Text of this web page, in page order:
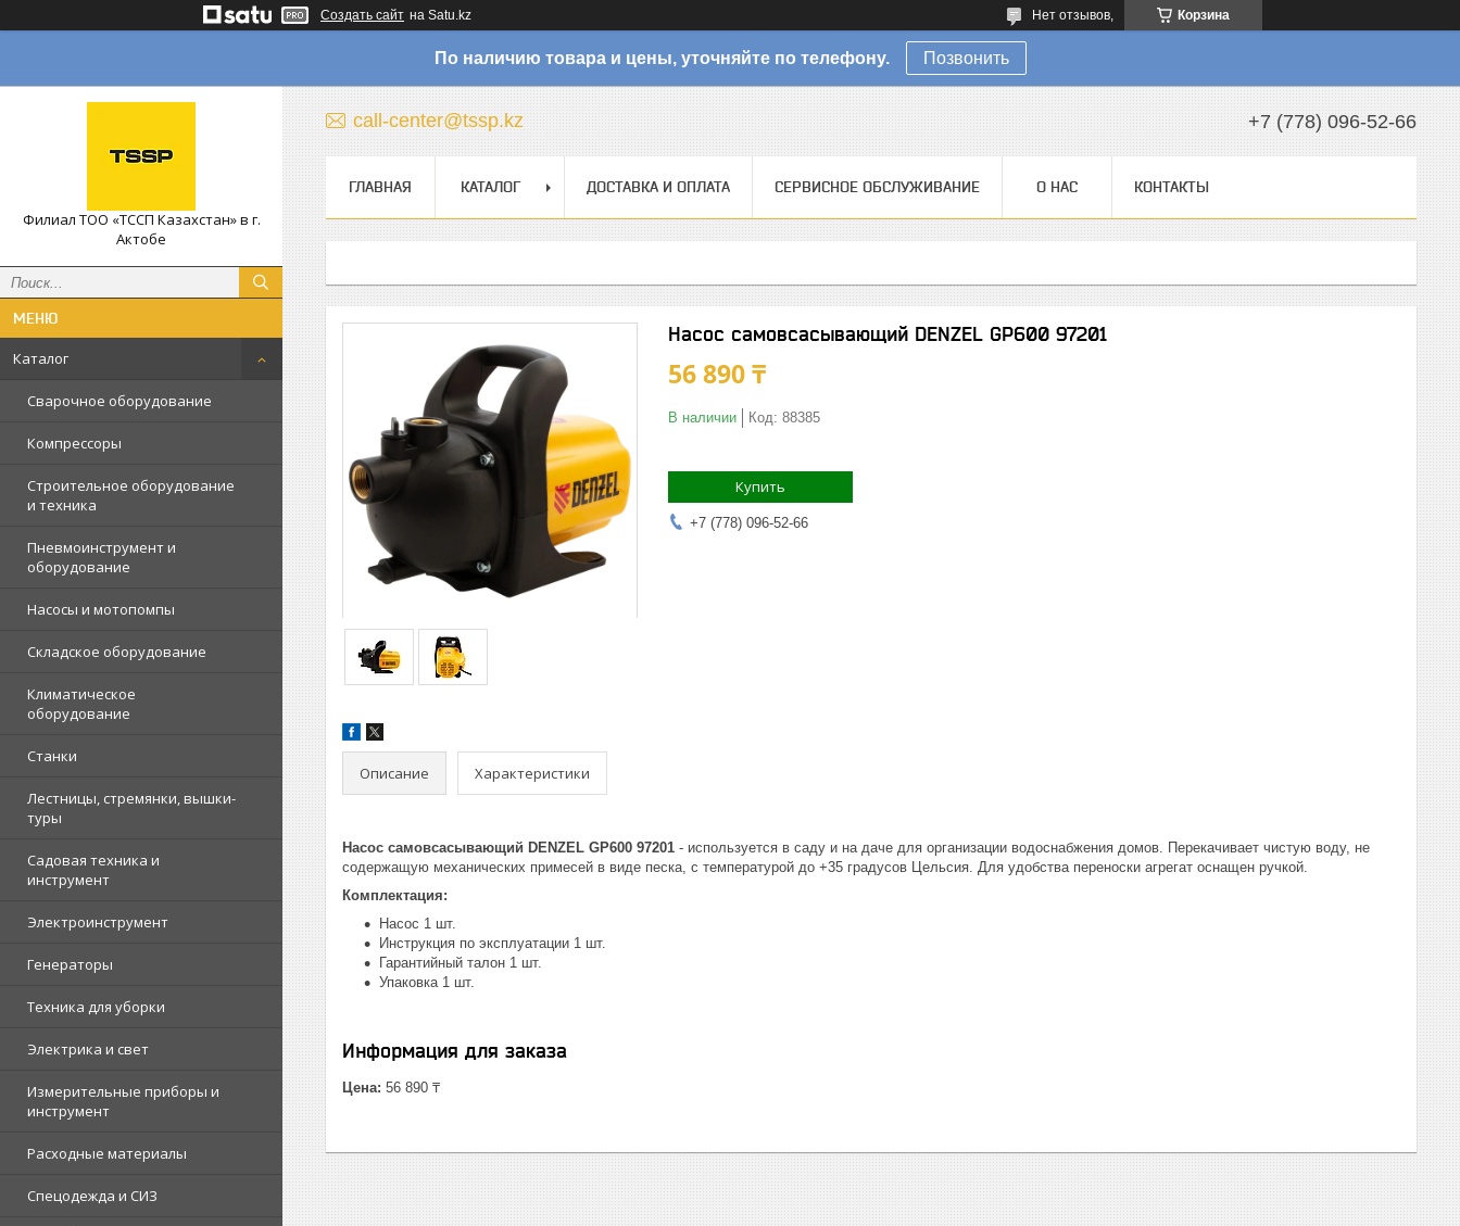
Создать сайт на Satu.kz Корзина
Нет отзывов,
По наличию товара и цены, уточняйте по телефону. Позвонить
Филиал ТОО «ТССП Казахстан» в г.
Актобе
Каталог
Сварочное оборудование
Компрессоры
Строительное оборудование
и техника
Пневмоинструмент и
оборудование
Насосы и мотопомпы
Складское оборудование
Климатическое
оборудование
Станки
Лестницы, стремянки, вышки-
туры
Садовая техника и
инструмент
Электроинструмент
Генераторы
Техника для уборки
Электрика и свет
Измерительные приборы и
инструмент
Расходные материалы
Спецодежда и СИЗ
call-center@tssp.kz +7 (778) 096-52-66
ГЛАВНАЯ КАТАЛОГ ДОСТАВКА И ОПЛАТА СЕРВИСНОЕ ОБСЛУЖИВАНИЕ О НАС КОНТАКТЫ
Насос самовсасывающий DENZEL GP600 97201
56 890 ₸
В наличии Код: 88385
Купить
+7 (778) 096-52-66
Описание Характеристики
Насос самовсасывающий DENZEL GP600 97201 - используется в саду и на даче для организации водоснабжения домов. Перекачивает чистую воду, не
содержащую механических примесей в виде песка, с температурой до +35 градусов Цельсия. Для удобства переноски агрегат оснащен ручкой.
Комплектация:
Насос 1 шт.
Инструкция по эксплуатации 1 шт.
Гарантийный талон 1 шт.
Упаковка 1 шт.
Информация для заказа
Цена: 56 890 ₸